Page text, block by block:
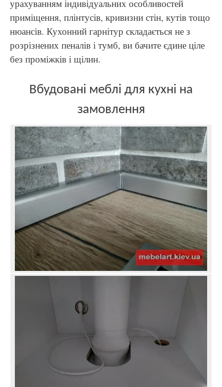
урахуванням індивідуальних особливостей
приміщення, плінтусів, кривизни стін, кутів тощо
нюансів. Кухонний гарнітур складається не з
розрізнених пеналів і тумб, ви бачите єдине ціле
без проміжків і щілин.
Вбудовані меблі для кухні на
замовлення